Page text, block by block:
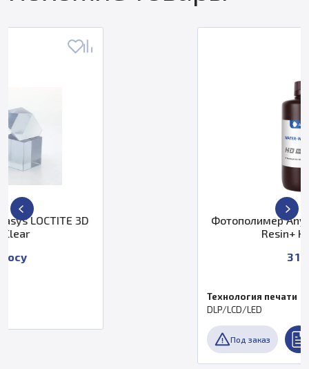
Фотополимер Anycubic Water-Wash